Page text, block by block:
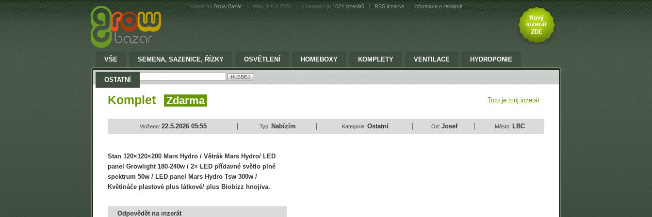
Vítejte naGrow Bazar | dnes je 8.8.2026 | v databázi je1024 inzerátů | RSS inzerce | informace o reklamě
VŠE SEMENA, SAZENICE, ŘÍZKY OSVĚTLENÍ HOMEBOXY KOMPLETY VENTILACE HYDROPONIE
OSTATNÍ
Vyhledat:
Komplet Zdarma Toto je můj inzerát
Vloženo: 22.5.2026 05:55 Typ: Nabízím Kategorie: Ostatní Od: Josef Město: LBC
Stan 120×120×200 Mars Hydro / Větrák Mars Hydro/ LED
panel Growlight 180-240w / 2× LED přídavné světlo plné
spektrum 50w / LED panel Mars Hydro Tsw 300w /
Květináče plastové plus látkové/ plus Biobizz hnojiva.
Odpovědět na inzerát